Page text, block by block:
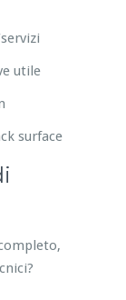
utile
surface